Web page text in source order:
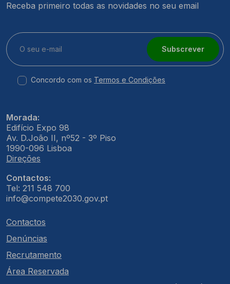
Receba primeiro todas as novidades no seu email
Subscrever
Concordo com os Termos e Condições
Morada:
Edifício Expo 98
Av. D.João II, nº52 - 3º Piso
1990-096 Lisboa
Direções
Contactos:
Tel: 211 548 700
info@compete2030.gov.pt
Contactos
Denúncias
Recrutamento
Área Reservada